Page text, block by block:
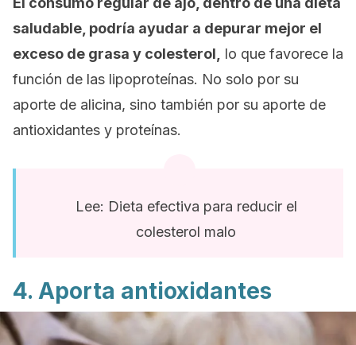
saludable, podría ayudar a depurar mejor el
exceso de grasa y colesterol,
lo que favorece la
función de las lipoproteínas. No solo por su
aporte de alicina, sino también por su aporte de
antioxidantes y proteínas.
Lee: Dieta efectiva para reducir el
colesterol malo
4. Aporta antioxidantes